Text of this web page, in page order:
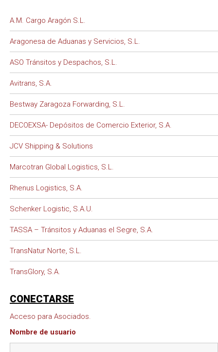
A.M. Cargo Aragón S.L.
Aragonesa de Aduanas y Servicios, S.L.
ASO Tránsitos y Despachos, S.L.
Avitrans, S.A.
Bestway Zaragoza Forwarding, S.L.
DECOEXSA- Depósitos de Comercio Exterior, S.A.
JCV Shipping & Solutions
Marcotran Global Logistics, S.L.
Rhenus Logistics, S.A.
Schenker Logistic, S.A.U.
TASSA – Tránsitos y Aduanas el Segre, S.A.
TransNatur Norte, S.L.
TransGlory, S.A.
CONECTARSE
Acceso para Asociados.
Nombre de usuario